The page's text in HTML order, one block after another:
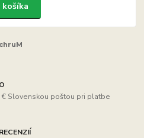
Slovenskou poštou pri platbe